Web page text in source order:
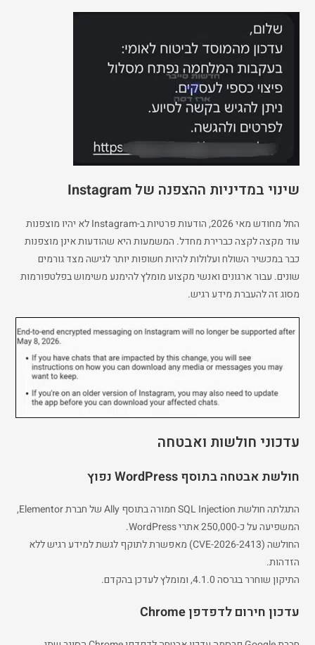
שינוי במדיניות ההצפנה של Instagram
החל מחודש מאי 2026, הודעות פרטיות ב-Instagram לא יהיו מוצפנות
עוד מקצה לקצה כברירת מחדל. המשמעות היא שהודעות אינן מוצפנות
כבר במכשיר השולח ועלולות להיות חשופות יותר לגישה מצד גורמים
שונים. עבור ארגונים ואנשי מקצוע מומלץ להימנע משימוש בפלטפורמות
מסוג זה להעברת מידע רגיש.
עדכוני חולשות ואבטחה
חולשת אבטחה בתוסף WordPress נפוץ
התגלתה חולשת SQL Injection חמורה בתוסף Ally של חברת Elementor,
המשפיעה על כ-250,000 אתרי WordPress.
החולשה (CVE-2026-2413) מאפשרת לתוקף לגשת למידע רגיש ללא
הזדהות.
התיקון שוחרר בגרסה 4.1.0, ומומלץ לעדכן בהקדם.
עדכון חירום לדפדפן Chrome